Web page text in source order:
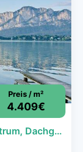
Preis / m²
4.409€
Über den Dächern von Mondsee-Zentrum, Dachgeschoßwohnung 127m², 5Zimmer,